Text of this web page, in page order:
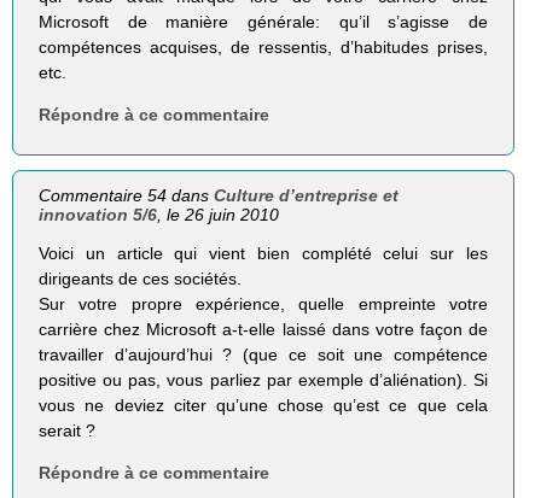
Microsoft de manière générale: qu’il s’agisse de
compétences acquises, de ressentis, d’habitudes prises,
etc.
Répondre à ce commentaire
Commentaire 54 dansCulture d’entreprise et
innovation 5/6, le 26 juin 2010
Voici un article qui vient bien complété celui sur les
dirigeants de ces sociétés.
Sur votre propre expérience, quelle empreinte votre
carrière chez Microsoft a-t-elle laissé dans votre façon de
travailler d’aujourd’hui ? (que ce soit une compétence
positive ou pas, vous parliez par exemple d’aliénation). Si
vous ne deviez citer qu’une chose qu’est ce que cela
serait ?
Répondre à ce commentaire